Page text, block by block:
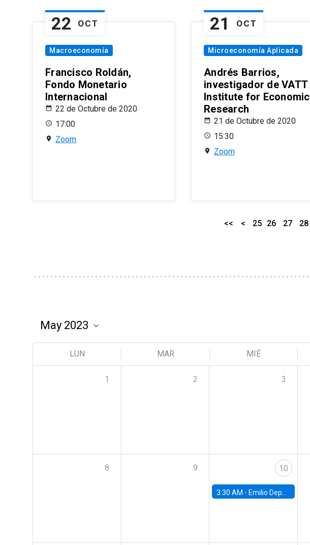
22 OCT
Macroeconomía
Francisco Roldán,
Fondo Monetario
Internacional
22 de Octubre de 2020
17:00
Zoom
21 OCT
Microeconomía Aplicada
Andrés Barrios,
investigador de VATT
Institute for Economic
Research
21 de Octubre de 2020
15:30
Zoom
<< < 25 26 27 28
LUN MAR MIÉ
1 2 3
8 9 10
3:30 AM - Emilio Depetris-Chauvín, Universidad Católica